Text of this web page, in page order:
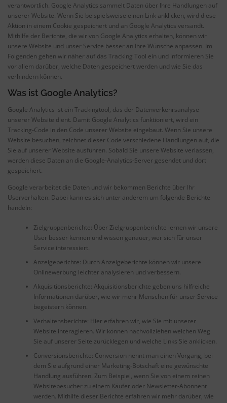
verantwortlich. Google Analytics sammelt Daten über Ihre Handlungen auf
unserer Website. Wenn Sie beispielsweise einen Link anklicken, wird diese
Aktion in einem Cookie gespeichert und an Google Analytics versandt.
Mithilfe der Berichte, die wir von Google Analytics erhalten, können wir
unsere Website und unser Service besser an Ihre Wünsche anpassen. Im
Folgenden gehen wir näher auf das Tracking Tool ein und informieren Sie
vor allem darüber, welche Daten gespeichert werden und wie Sie das
verhindern können.
Was ist Google Analytics?
Google Analytics ist ein Trackingtool, das der Datenverkehrsanalyse
unserer Website dient. Damit Google Analytics funktioniert, wird ein
Tracking-Code in den Code unserer Website eingebaut. Wenn Sie unsere
Website besuchen, zeichnet dieser Code verschiedene Handlungen auf, die
Sie auf unserer Website ausführen. Sobald Sie unsere Website verlassen,
werden diese Daten an die Google-Analytics-Server gesendet und dort
gespeichert.
Google verarbeitet die Daten und wir bekommen Berichte über Ihr
Userverhalten. Dabei kann es sich unter anderem um folgende Berichte
handeln:
Zielgruppenberichte: Über Zielgruppenberichte lernen wir unsere
User besser kennen und wissen genauer, wer sich für unser
Service interessiert.
Anzeigeberichte: Durch Anzeigeberichte können wir unsere
Onlinewerbung leichter analysieren und verbessern.
Akquisitionsberichte: Akquisitionsberichte geben uns hilfreiche
Informationen darüber, wie wir mehr Menschen für unser Service
begeistern können.
Verhaltensberichte: Hier erfahren wir, wie Sie mit unserer
Website interagieren. Wir können nachvollziehen welchen Weg
Sie auf unserer Seite zurücklegen und welche Links Sie anklicken.
Conversionsberichte: Conversion nennt man einen Vorgang, bei
dem Sie aufgrund einer Marketing-Botschaft eine gewünschte
Handlung ausführen. Zum Beispiel, wenn Sie von einem reinen
Websitebesucher zu einem Käufer oder Newsletter-Abonnent
werden. Mithilfe dieser Berichte erfahren wir mehr darüber, wie